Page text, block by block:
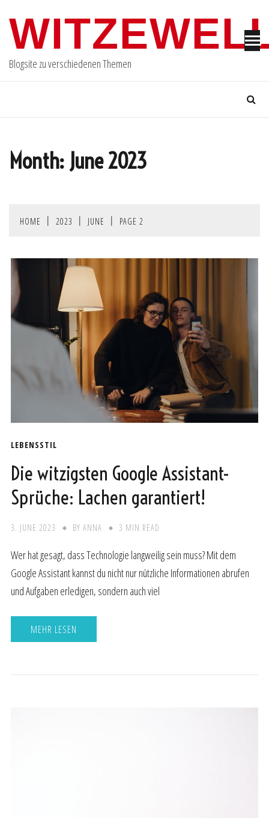
content
Blogsite zu verschiedenen Themen
Month: June 2023
HOME 2023 JUNE PAGE 2
LEBENSSTIL
Die witzigsten Google Assistant-
Sprüche: Lachen garantiert!
3. JUNE 2023 BY ANNA 3 MIN READ
Wer hat gesagt, dass Technologie langweilig sein muss? Mit dem
Google Assistant kannst du nicht nur nützliche Informationen abrufen
und Aufgaben erledigen, sondern auch viel
MEHR LESEN